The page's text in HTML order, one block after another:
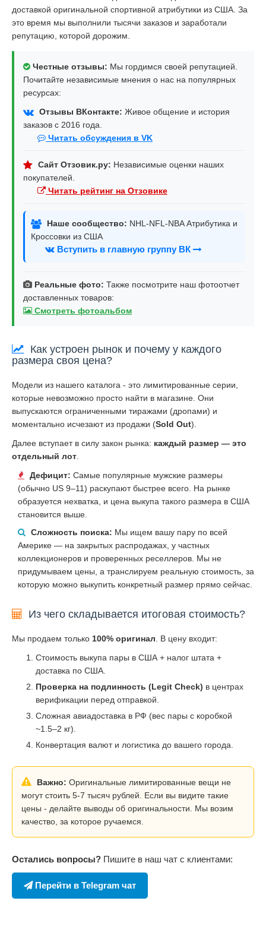
доставкой оригинальной спортивной атрибутики из США. За
это время мы выполнили тысячи заказов и заработали
репутацию, которой дорожим.
Честные отзывы: Мы гордимся своей репутацией.
Почитайте независимые мнения о нас на популярных
ресурсах:
Отзывы ВКонтакте: Живое общение и история
заказов с 2016 года.
Читать обсуждения в VK
Сайт Отзовик.ру: Независимые оценки наших
покупателей.
Читать рейтинг на Отзовике
Наше сообщество: NHL-NFL-NBA Атрибутика и
Кроссовки из США
Вступить в главную группу ВК
Реальные фото: Также посмотрите наш фотоотчет
доставленных товаров:
Смотреть фотоальбом
Как устроен рынок и почему у каждого
размера своя цена?
Модели из нашего каталога - это лимитированные серии,
которые невозможно просто найти в магазине. Они
выпускаются ограниченными тиражами (дропами) и
моментально исчезают из продажи (Sold Out).
Далее вступает в силу закон рынка: каждый размер — это
отдельный лот
Дефицит: Самые популярные мужские размеры
(обычно US 9–11) раскупают быстрее всего. На рынке
образуется нехватка, и цена выкупа такого размера в США
становится выше.
Сложность поиска: Мы ищем вашу пару по всей
Америке — на закрытых распродажах, у частных
коллекционеров и проверенных реселлеров. Мы не
придумываем цены, а транслируем реальную стоимость, за
которую можно выкупить конкретный размер прямо сейчас.
Из чего складывается итоговая стоимость?
Мы продаем только 100% оригинал . В цену входит:
Стоимость выкупа пары в США + налог штата +
доставка по США.
Проверка на подлинность (Legit Check) в центрах
верификации перед отправкой.
Сложная авиадоставка в РФ (вес пары с коробкой
~1.5–2 кг).
Конвертация валют и логистика до вашего города.
Важно: Оригинальные лимитированные вещи не
могут стоить 5-7 тысяч рублей. Если вы видите такие
цены - делайте выводы об оригинальности. Мы возим
качество, за которое ручаемся.
Остались вопросы? Пишите в наш чат с клиентами:
Перейти в Telegram чат